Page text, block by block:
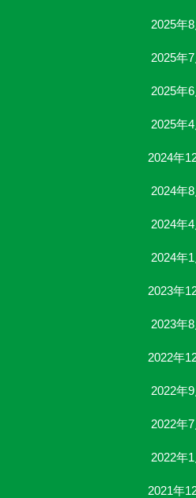
2025年8
2025年7
2025年6
2025年4
2024年
2024年8
2024年4
2024年1
2023年
2023年8
2022年
2022年9
2022年7
2022年1
2021年